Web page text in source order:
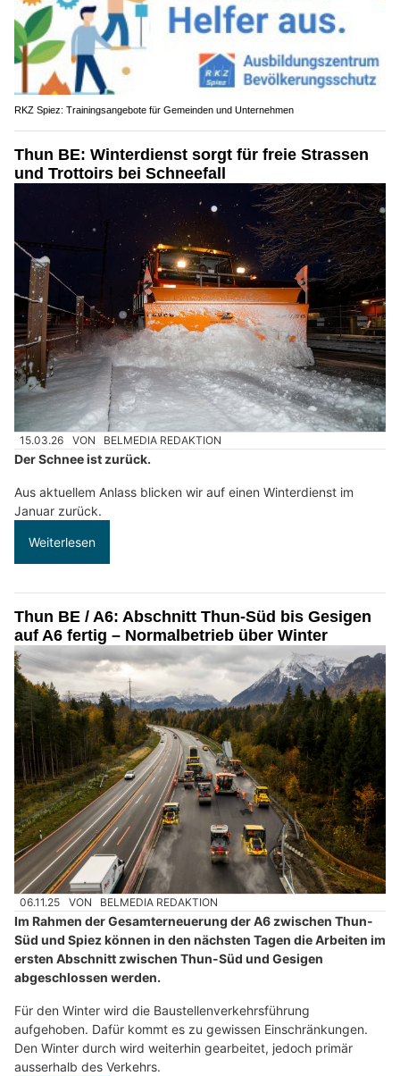
RKZ Spiez: Trainingsangebote für Gemeinden und Unternehmen
Thun BE: Winterdienst sorgt für freie Strassen
und Trottoirs bei Schneefall
15.03.26 VON BELMEDIA REDAKTION
Der Schnee ist zurück.
Aus aktuellem Anlass blicken wir auf einen Winterdienst im
Januar zurück.
Weiterlesen
Thun BE / A6: Abschnitt Thun-Süd bis Gesigen
auf A6 fertig – Normalbetrieb über Winter
06.11.25 VON BELMEDIA REDAKTION
Im Rahmen der Gesamterneuerung der A6 zwischen Thun-
Süd und Spiez können in den nächsten Tagen die Arbeiten im
ersten Abschnitt zwischen Thun-Süd und Gesigen
abgeschlossen werden.
Für den Winter wird die Baustellenverkehrsführung
aufgehoben. Dafür kommt es zu gewissen Einschränkungen.
Den Winter durch wird weiterhin gearbeitet, jedoch primär
ausserhalb des Verkehrs.